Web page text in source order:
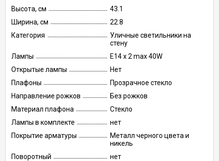
Высота, см
43.1
Ширина, см
22.8
Категория
Уличные светильники на
стену
Лампы
E14 x 2 max 40W
Открытые лампы
Нет
Плафоны
Прозрачное стекло
Направление рожков
Без рожков
Материал плафона
Стекло
Лампы в комплекте
нет
Покрытие арматуры
Металл черного цвета и
никель
Поворотный
нет